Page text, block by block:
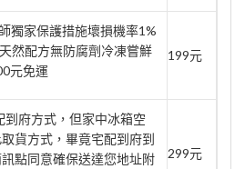
獨家保護措施壞損機率1%
然配方無防腐劑冷凍嘗鮮
元免運
199元
到府方式，但家中冰箱空
貨方式，畢竟宅配到府到
點同意確保送達您地址附
299元